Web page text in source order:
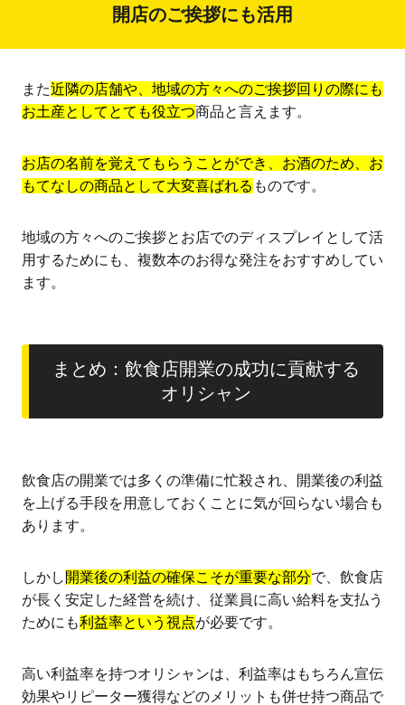
開店のご挨拶にも活用
また近隣の店舗や、地域の方々へのご挨拶回りの際にも
お土産としてとても役立つ商品と言えます。
お店の名前を覚えてもらうことができ、お酒のため、お
もてなしの商品として大変喜ばれる ものです。
地域の方々へのご挨拶とお店でのディスプレイとして活
用するためにも、複数本のお得な発注をおすすめしてい
ます。
まとめ：飲食店開業の成功に貢献する
オリシャン
飲食店の開業では多くの準備に忙殺され、開業後の利益
を上げる手段を用意しておくことに気が回らない場合も
あります。
しかし 開業後の利益の確保こそが重要な部分で、飲食店
が長く安定した経営を続け、従業員に高い給料を支払う
ためにも利益率という視点が必要です。
高い利益率を持つオリシャンは、利益率はもちろん宣伝
効果やリピーター獲得などのメリットも併せ持つ商品で